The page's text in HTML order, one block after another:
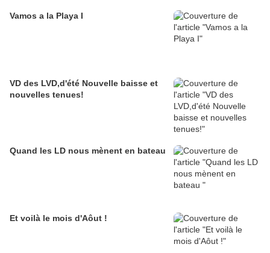
Vamos a la Playa I
VD des LVD,d'été Nouvelle baisse et
nouvelles tenues!
Quand les LD nous mènent en bateau
Et voilà le mois d'Aôut !